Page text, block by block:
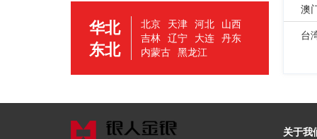
华北
东北
北京 天津 河北 山西
吉林 辽宁 大连 丹东
内蒙古 黑龙江
澳
台
关于我